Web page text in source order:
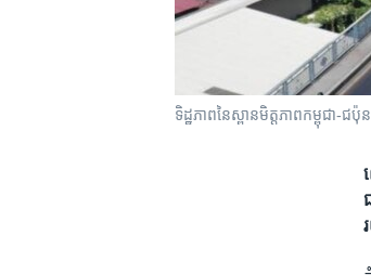
ទិដ្ឋភាព​នៃ​ស្ពានមិត្តភាពកម្ពុជា